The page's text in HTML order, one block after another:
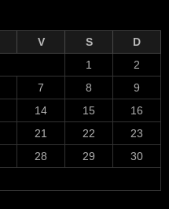
V S
D
1
2
7 8
9
14 15
16
21 22
23
28 29
30